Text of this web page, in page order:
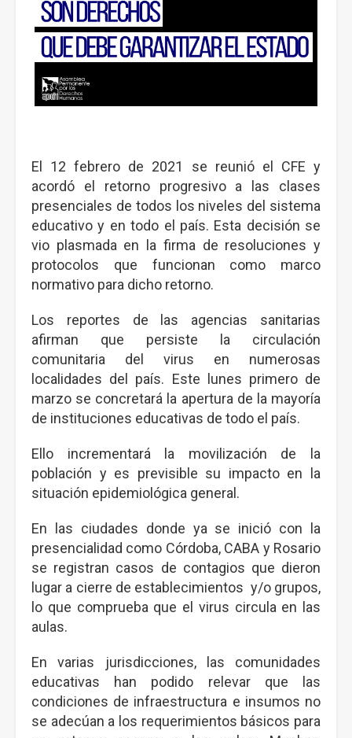
El 12 febrero de 2021 se reunió el CFE y
acordó el retorno progresivo a las clases
presenciales de todos los niveles del sistema
educativo y en todo el país. Esta decisión se
vio plasmada en la firma de resoluciones y
protocolos que funcionan como marco
normativo para dicho retorno.
Los reportes de las agencias sanitarias
afirman que persiste la circulación
comunitaria del virus en numerosas
localidades del país. Este lunes primero de
marzo se concretará la apertura de la mayoría
de instituciones educativas de todo el país.
Ello incrementará la movilización de la
población y es previsible su impacto en la
situación epidemiológica general.
En las ciudades donde ya se inició con la
presencialidad como Córdoba, CABA y Rosario
se registran casos de contagios que dieron
lugar a cierre de establecimientos y/o grupos,
lo que comprueba que el virus circula en las
aulas.
En varias jurisdicciones, las comunidades
educativas han podido relevar que las
condiciones de infraestructura e insumos no
se adecúan a los requerimientos básicos para